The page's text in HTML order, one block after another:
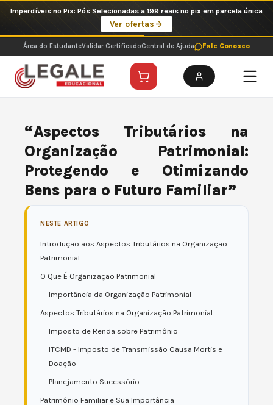
o
conteúdo
Imperdíveis no Pix: Pós Selecionadas a 199 reais no pix em parcela única
Ver ofertas
Área do EstudanteValidar CertificadoCentral de Ajuda Fale Conosco
“Aspectos Tributários na
Organização Patrimonial:
Protegendo e Otimizando
Bens para o Futuro Familiar”
NESTE ARTIGO
Introdução aos Aspectos Tributários na Organização
Patrimonial
O Que É Organização Patrimonial
Importância da Organização Patrimonial
Aspectos Tributários na Organização Patrimonial
Imposto de Renda sobre Patrimônio
ITCMD - Imposto de Transmissão Causa Mortis e
Doação
Planejamento Sucessório
Patrimônio Familiar e Sua Importância